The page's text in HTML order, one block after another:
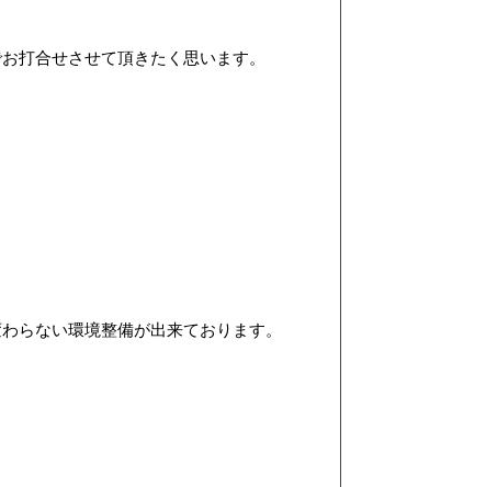
打合せさせて頂きたく思います。
らない環境整備が出来ております。